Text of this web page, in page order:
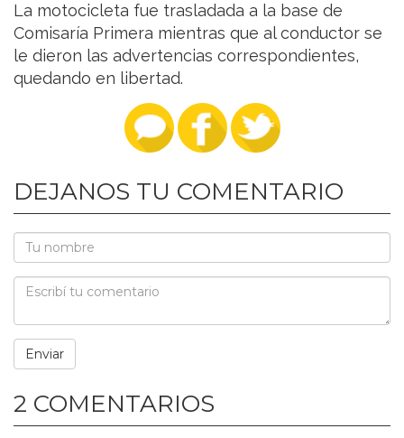
La motocicleta fue trasladada a la base de
Comisaría Primera mientras que al conductor se
le dieron las advertencias correspondientes,
quedando en libertad.
DEJANOS TU COMENTARIO
2 COMENTARIOS